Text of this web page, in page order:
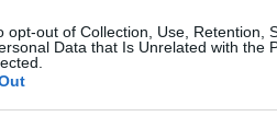
opt-out of Collection, Use, Retention,
Data that Is Unrelated with the